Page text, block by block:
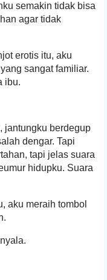
semakin tidak bisa
agar tidak
erotis itu, aku
sangat familiar.
ibu.
jantungku berdegup
dengar. Tapi
tapi jelas suara
hidupku. Suara
aku meraih tombol